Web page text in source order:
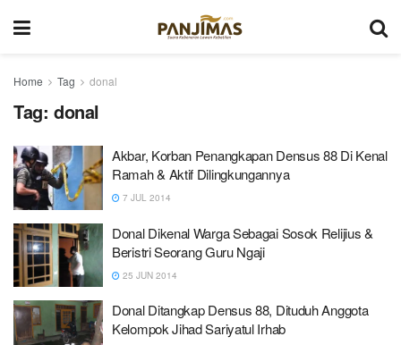
Home Tag donal
Tag: donal
Akbar, Korban Penangkapan Densus 88 Di Kenal
Ramah & Aktif Dilingkungannya
7 JUL 2014
Donal Dikenal Warga Sebagai Sosok Relijius &
Beristri Seorang Guru Ngaji
25 JUN 2014
Donal Ditangkap Densus 88, Dituduh Anggota
Kelompok Jihad Sariyatul Irhab